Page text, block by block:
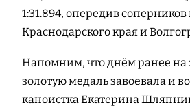
1:31.894, опередив соперников
Краснодарского края и
Напомним, что днём ранее на
золотую медаль завоевала и
каноистка Екатерина